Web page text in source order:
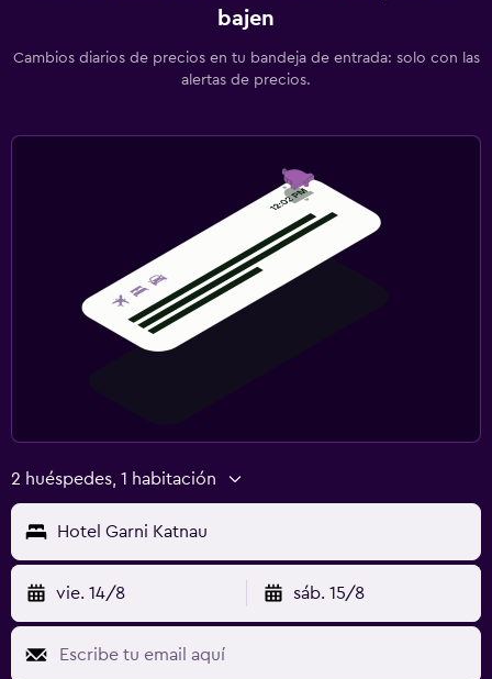
bajen
Cambios diarios de precios en tu bandeja de entrada: solo con las
alertas de precios.
2 huéspedes, 1 habitación
Hotel Garni Katnau
vie. 14/8 sáb. 15/8